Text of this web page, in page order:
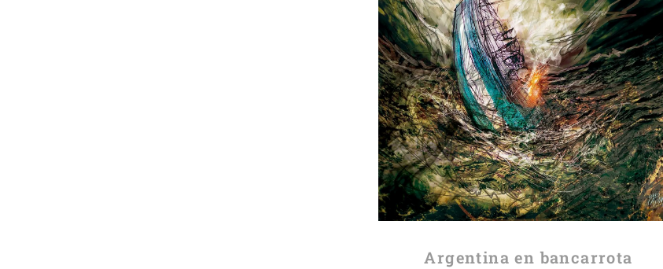
Argentina en bancarrota